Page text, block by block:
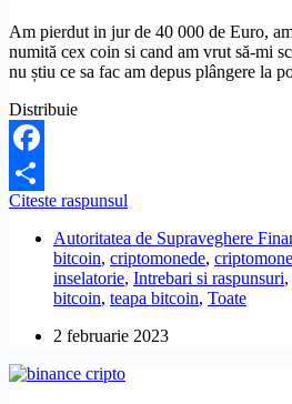
recupera
banii
investiti
Am pierdut in jur de 40 000 de Euro,
numită cex coin si cand am vrut să-mi
nu știu ce sa fac am depus plângere la
Distribuie
Facebook
Partajează
Citeste raspunsul
intr-
o
platforma
de
cex
Autoritatea de Supraveghere
bitcoin, criptomonede,
inselatorie, Intrebari si raspunsuri,
bitcoin, teapa bitcoin, Toate
2 februarie 2023